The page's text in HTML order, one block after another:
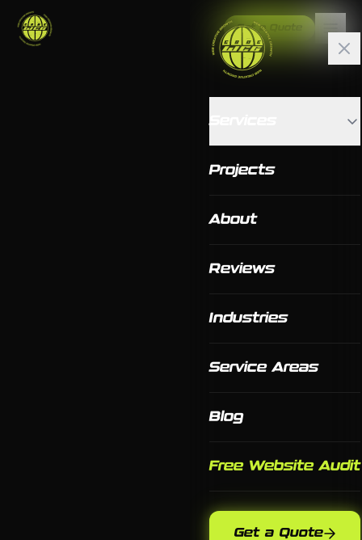
Get a Quote
Projects
About
Reviews
Industries
Service Areas
Blog
Free Website Audit
Get a Quote